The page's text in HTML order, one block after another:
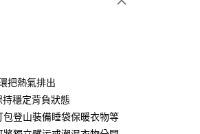
第一商業銀行
彰化商業銀行
第一商業銀行
彰化商業銀行
把熱氣排出
穩定背負狀態
登山裝備睡袋保暖衣物等